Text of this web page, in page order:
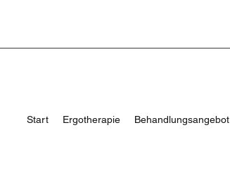
Start Ergotherapie Behandlungsangebot